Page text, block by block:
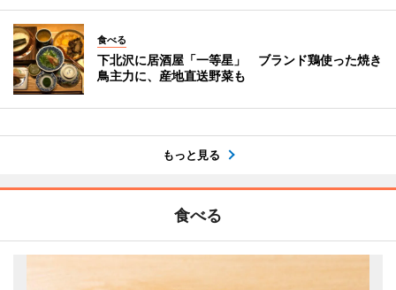
食べる
下北沢に居酒屋「一等星」 ブランド鶏使った焼き
鳥主力に、産地直送野菜も
もっと見る
食べる